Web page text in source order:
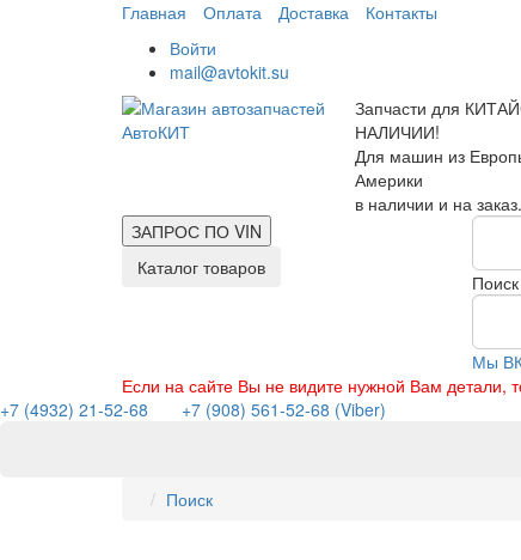
Главная Оплата Доставка
Контакты
Войти
mail@avtokit.su
Запчасти для
НАЛИЧИИ!
Для машин из
Америки
в наличии и на
ЗАПРОС ПО VIN
Каталог товаров
Мы
Если на сайте Вы не видите нужной Вам
+7 (4932) 21-52-68
+7 (908) 561-52-68 (Viber)
Поиск